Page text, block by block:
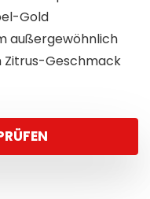
Gold
außergewöhnlich
Zitrus-Geschmack